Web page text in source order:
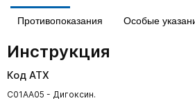
Противопоказания Особые
Инструкция
Код АТХ
C01AA05 - Дигоксин.